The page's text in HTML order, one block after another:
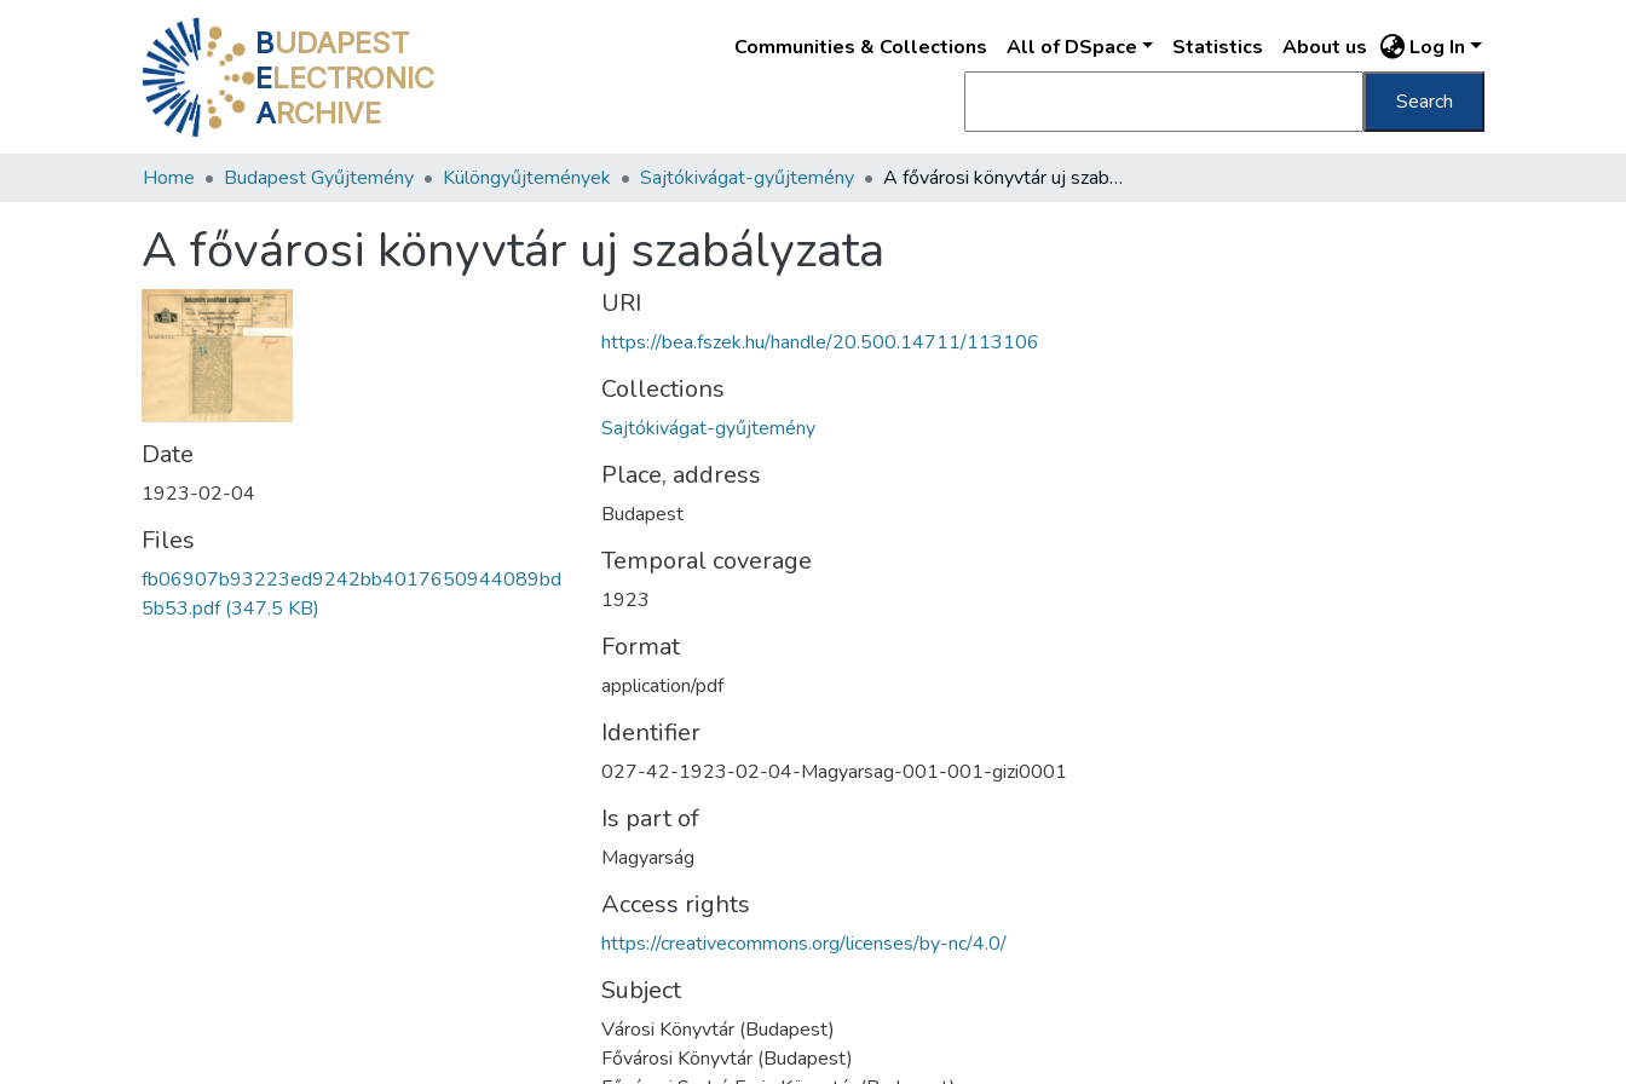
BUDAPEST
ELECTRONIC
ARCHIVE
Communities & Collections All of DSpace Statistics About us Log In
Search
Home Budapest Gyűjtemény Különgyűjtemények Sajtókivágat-gyűjtemény A fővárosi könyvtár uj szabályzata
A fővárosi könyvtár uj szabályzata
Date
1923-02-04
Files
fb06907b93223ed9242bb4017650944089bd
5b53.pdf(347.5 KB)
URI
https://bea.fszek.hu/handle/20.500.14711/113106
Collections
Sajtókivágat-gyűjtemény
Place, address
Budapest
Temporal coverage
1923
Format
application/pdf
Identifier
027-42-1923-02-04-Magyarsag-001-001-gizi0001
Is part of
Magyarság
Access rights
https://creativecommons.org/licenses/by-nc/4.0/
Subject
Városi Könyvtár (Budapest)
Fővárosi Könyvtár (Budapest)